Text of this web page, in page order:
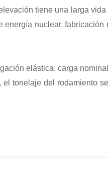
tiene una larga
nuclear, fabricación
elástica: carga
tonelaje del rodamiento